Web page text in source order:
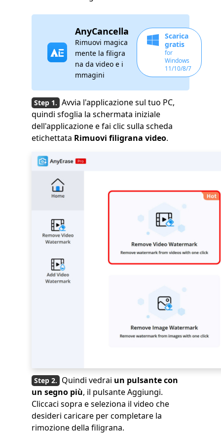
AnyCancella
Rimuovi magica
mente la filigra
na da video e i
mmagini
Scarica
gratis
for
Windows
11/10/8/7
Avvia l'applicazione sul tuo PC,
quindi sfoglia la schermata iniziale
dell'applicazione e fai clic sulla scheda
etichettata Rimuovi filigrana video.
Quindi vedrai un pulsante con
un segno più, il pulsante Aggiungi.
Cliccaci sopra e seleziona il video che
desideri caricare per completare la
rimozione della filigrana.